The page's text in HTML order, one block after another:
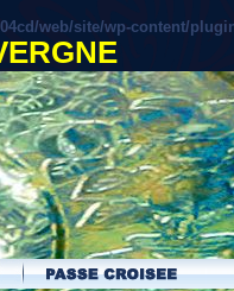
web/site/wp-content/